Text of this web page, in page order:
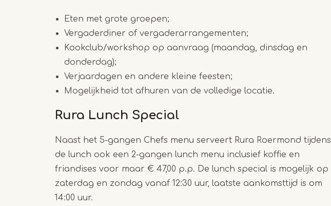
Eten met grote groepen;
Vergaderdiner of vergaderarrangementen;
Kookclub/workshop op aanvraag (maandag, dinsdag en
donderdag);
Verjaardagen en andere kleine feesten;
Mogelijkheid tot afhuren van de volledige locatie.
Rura Lunch Special
Naast het 5-gangen Chefs menu serveert Rura Roermond tijdens
de lunch ook een 2-gangen lunch menu inclusief koffie en
friandises voor maar € 47,00 p.p. De lunch special is mogelijk op
zaterdag en zondag vanaf 12:30 uur, laatste aankomsttijd is om
14:00 uur.